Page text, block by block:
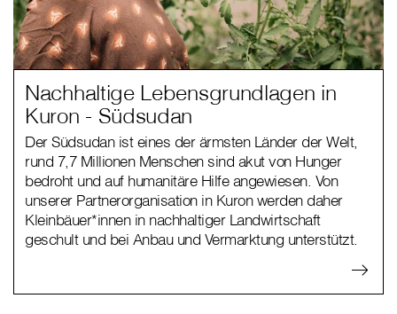
Nachhaltige Lebensgrundlagen in
Kuron - Südsudan
Der Südsudan ist eines der ärmsten Länder der Welt,
rund 7,7 Millionen Menschen sind akut von Hunger
bedroht und auf humanitäre Hilfe angewiesen. Von
unserer Partnerorganisation in Kuron werden daher
Kleinbäuer*innen in nachhaltiger Landwirtschaft
geschult und bei Anbau und Vermarktung unterstützt.